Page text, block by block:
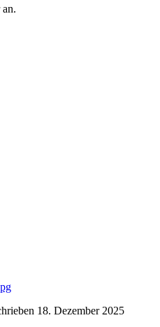
18. Dezember 2025